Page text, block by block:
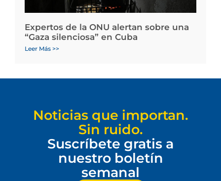
Expertos de la ONU alertan sobre una
“Gaza silenciosa” en Cuba
Leer Más >>
Noticias que importan.
Sin ruido.
Suscríbete gratis a
nuestro boletín
semanal